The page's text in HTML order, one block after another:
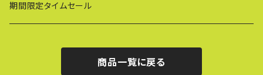
期間限定タイムセール
商品一覧に戻る